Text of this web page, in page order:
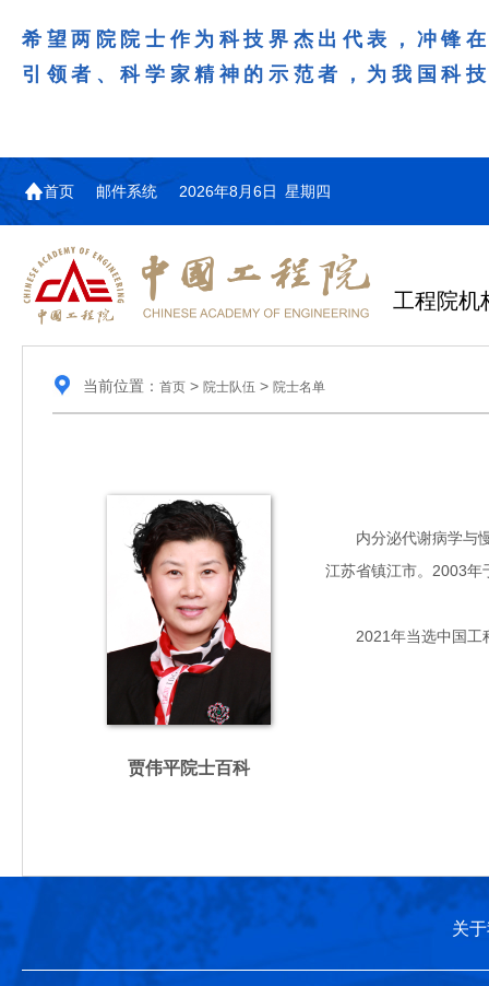
希望两院院士作为科技界杰出代表，冲锋
引领者、科学家精神的示范者，为我国科
首页 邮件系统 2026年8月6日 星期四
工程院机
当前位置： 首页> 院士队伍 > 院士名单
贾伟平院士百科
内分泌代谢病学与慢
江苏省镇江市。2003年
2021年当选中国工
关